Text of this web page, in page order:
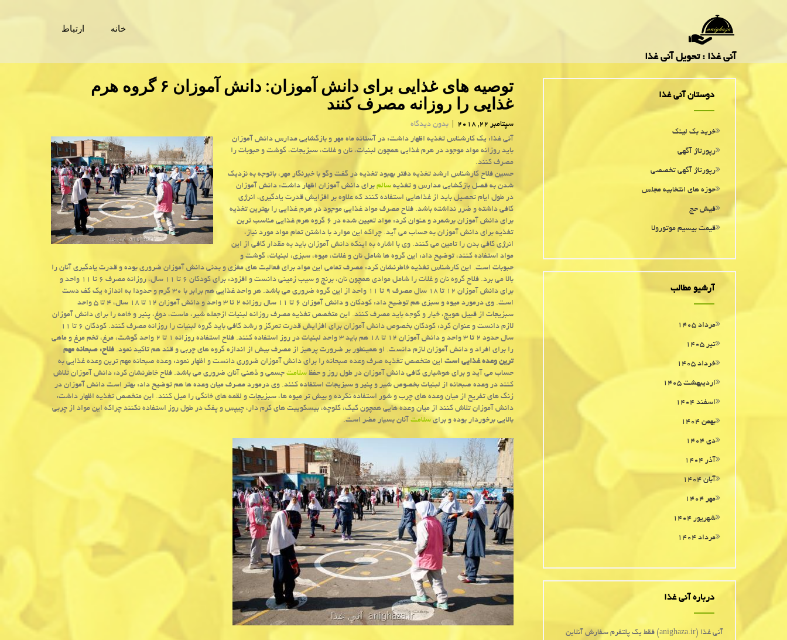
آنی غذا : تحویل آنی غذا
خانه ارتباط
توصیه های غذایی برای دانش آموزان: دانش آموزان ۶ گروه هرم
غذایی را روزانه مصرف كنند
سپتامبر 22, 2018
بدون دیدگاه
آنی غذا: یك كارشناس تغذیه اظهار داشت: در آستانه ماه مهر و بازگشایی مدارس دانش آموزان
باید روزانه مواد موجود در هرم غذایی همچون لبنیات، نان و غلات، سبزیجات، گوشت و حبوبات را
مصرف كنند.
حسین فلاح كارشناس ارشد تغذیه دفتر بهبود تغذیه در گفت وگو با خبرنگار مهر، باتوجه به نزدیك
شدن به فصل بازگشایی مدارس و تغذیه سالم برای دانش آموزان اظهار داشت: دانش آموزان
در طول ایام تحصیل باید از غذاهایی استفاده كنند كه علاوه بر افزایش قدرت یادگیری، انرژی
كافی داشته و ضرر نداشته باشد. فلاح مصرف مواد غذایی موجود در هرم غذایی را بهترین تغذیه
برای دانش آموزان برشمرد و عنوان كرد: مواد تعیین شده در ۶ گروه هرم غذایی مناسب ترین
تغذیه برای دانش آموزان به حساب می آید. چراكه این موارد با داشتن تمام مواد مورد نیاز،
انرژی كافی بدن را تامین می كنند. وی با اشاره به اینكه دانش آموزان باید به مقدار كافی از این
مواد استفاده كنند، توضیح داد: این گروه ها شامل نان و غلات، میوه، سبزی، لبنیات، گوشت و
حبوبات است. این كارشناس تغذیه خاطرنشان كرد: مصرف تمامی این مواد برای فعالیت های مغزی و بدنی دانش آموزان ضروری بوده و قدرت یادگیری آنان را
بالا می برد. فلاح گروه نان و غلات را شامل موادی همچون نان، برنج و سیب زمینی دانست و افزود: برای كودكان ۶ تا ۱۱ سال، روزانه مصرف ۶ تا ۱۱ واحد و
برای دانش آموزان ۱۲ تا ۱۸ سال مصرف ۹ تا ۱۱ واحد از این گروه ضروری می باشد. هر واحد غذایی هم برابر با ۳۰ گرم و حدودا به اندازه یك كف دست
است. وی درمورد میوه و سبزی هم توضیح داد: كودكان و دانش آموزان ۶ تا ۱۱ سال روزانه ۲ تا ۳ واحد و دانش آموزان ۱۲ تا ۱۸ سال، ۴ تا ۵ واحد
سبزیجات از قبیل هویج، خیار و گوجه باید مصرف كنند. این متخصص تغذیه مصرف روزانه لبنیات ازجمله شیر، ماست، دوغ، پنیر و خامه را برای دانش آموزان
لازم دانست و عنوان كرد: كودكان بخصوص دانش آموزان برای افزایش قدرت تمركز و رشد كافی باید گروه لبنیات را روزانه مصرف كنند. كودكان ۶ تا ۱۱
سال حدود ۲ تا ۳ واحد و دانش آموزان ۱۲ تا ۱۸ هم باید ۳ واحد لبنیات در روز استفاده كنند. فلاح استفاده روزانه ۱ تا ۲ واحد گوشت، مرغ، تخم مرغ و ماهی
را برای افراد و دانش آموزان لازم دانست. او همینطور بر ضرورت پرهیز از مصرف بیش از اندازه گروه های چربی و قند هم تاكید نمود. فلاح: صبحانه مهم
ترین وعده غذایی است این متخصص تغذیه صرف وعده صبحانه را برای دانش آموزان ضروری دانست و اظهار نمود: وعده صبحانه مهم ترین وعده غذایی به
حساب می آید و برای هوشیاری كافی دانش آموزان در طول روز و حفظ سلامت جسمی و ذهنی آنان ضروری می باشد. فلاح خاطرنشان كرد: دانش آموزان تلاش
كنند در وعده صبحانه از لبنیات بخصوص شیر و پنیر و سبزیجات استفاده كنند. وی درمورد مصرف میان وعده ها هم توضیح داد: بهتر است دانش آموزان در
زنگ های تفریح از میان وعده های چرب و شور استفاده نكرده و بیش تر میوه ها، سبزیجات و لقمه های خانگی را میل كنند. این متخصص تغذیه اظهار داشت:
دانش آموزان تلاش كنند از میان وعده هایی همچون كیك، كلوچه، بیسكوییت های كرم دار، چیپس و پفك در طول روز استفاده نكنند چراكه این مواد از چربی
بالایی برخوردار بوده و برای سلامت آنان بسیار مضر است.
دوستان آنی غذا
خرید بک لینک
رپورتاژ آگهی
رپورتاژ آگهی تخصصی
حوزه های انتخابیه مجلس
فیش حج
قیمت بیسیم موتورولا
آرشیو مطالب
مرداد ۱۴۰۵
تیر ۱۴۰۵
خرداد ۱۴۰۵
اردیبهشت ۱۴۰۵
اسفند ۱۴۰۴
بهمن ۱۴۰۴
دی ۱۴۰۴
آذر ۱۴۰۴
آبان ۱۴۰۴
مهر ۱۴۰۴
شهریور ۱۴۰۴
مرداد ۱۴۰۴
درباره آنی غذا
آنی غذا (anighaza.ir) فقط یک پلتفرم سفارش آنلاین